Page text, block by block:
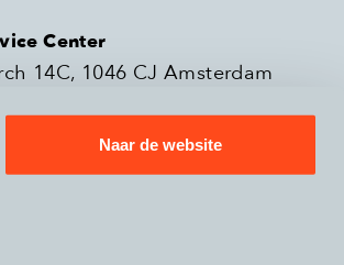
Naar de website
Center
14C, 1046 CJ Amsterdam